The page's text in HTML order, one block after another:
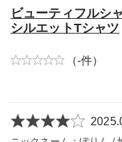
ビューティフルシ
シルエットTシャツ
（-件）